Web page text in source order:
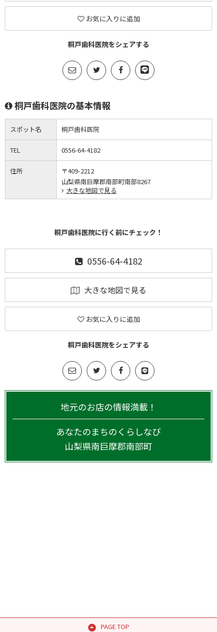
お気に入りに追加
桐戸歯科医院をシェアする
桐戸歯科医院の基本情報
スポット名 桐戸歯科医院
TEL 0556-64-4182
住所
〒409-2212
山梨県南巨摩郡南部町南部8267
大きな地図で見る
桐戸歯科医院に行く前にチェック！
0556-64-4182
大きな地図で見る
お気に入りに追加
桐戸歯科医院をシェアする
地元のお店の情報満載！
あなたのまちのくらしなび
山梨県南巨摩郡南部町
PAGE TOP